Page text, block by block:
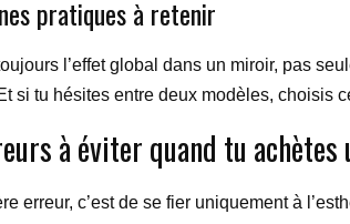
pratiques à retenir
l’effet global dans un miroir, pas
si tu hésites entre deux modèles, choisis
à éviter quand tu
erreur, c’est de se fier uniquement à